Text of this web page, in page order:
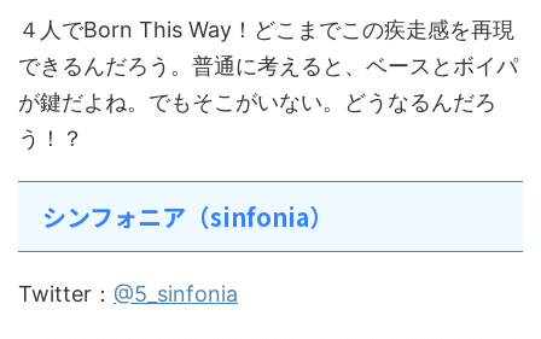
４人でBorn This Way！どこまでこの疾走感を再現
できるんだろう。普通に考えると、ベースとボイパ
が鍵だよね。でもそこがいない。どうなるんだろ
う！？
シンフォニア（sinfonia）
Twitter： @5_sinfonia